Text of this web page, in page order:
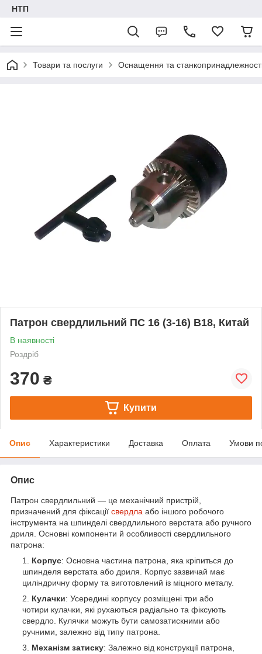
НТП
Товари та послуги Оснащення та
Патрон свердлильний ПС 16 (3-16) В18, Китай
В наявності
Роздріб
370 ₴
Купити
Опис Характеристики Доставка Оплата Умови
Опис
Патрон свердлильний — це механічний пристрій,
призначений для фіксації свердла або іншого робочого
інструмента на шпинделі свердлильного верстата або ручного
дриля. Основні компоненти й особливості свердлильного
патрона:
Корпус: Основна частина патрона, яка кріпиться до
шпинделя верстата або дриля. Корпус зазвичай має
циліндричну форму та виготовлений із міцного металу.
Кулачки: Усередині корпусу розміщені три або
чотири кулачки, які рухаються радіально та фіксують
свердло. Кулячки можуть бути самозатискними або
ручними, залежно від типу патрона.
Механізм затиску: Залежно від конструкції патрона,